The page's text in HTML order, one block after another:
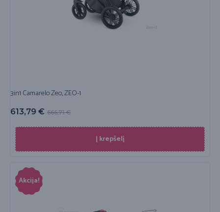
3in1 Camarelo Zeo, ZEO-1
666,71€
613,79 €
Į krepšelį
Akcija!